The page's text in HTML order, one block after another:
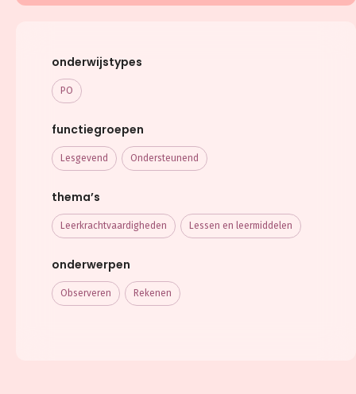
onderwijstypes
PO
functiegroepen
Lesgevend Ondersteunend
thema’s
Leerkracht­vaardigheden Lessen en leermiddelen
onderwerpen
Observeren Rekenen